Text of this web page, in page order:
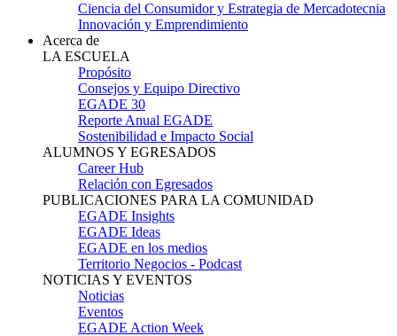
Ciencia del Consumidor y Estrategia de Mercadotecnia
Innovación y Emprendimiento
Acerca de
LA ESCUELA
Propósito
Consejos y Equipo Directivo
EGADE 30
Reporte Anual EGADE
Sostenibilidad e Impacto Social
ALUMNOS Y EGRESADOS
Career Hub
Relación con Egresados
PUBLICACIONES PARA LA COMUNIDAD
EGADE Insights
EGADE Ideas
EGADE en los medios
Territorio Negocios - Podcast
NOTICIAS Y EVENTOS
Noticias
Eventos
EGADE Action Week